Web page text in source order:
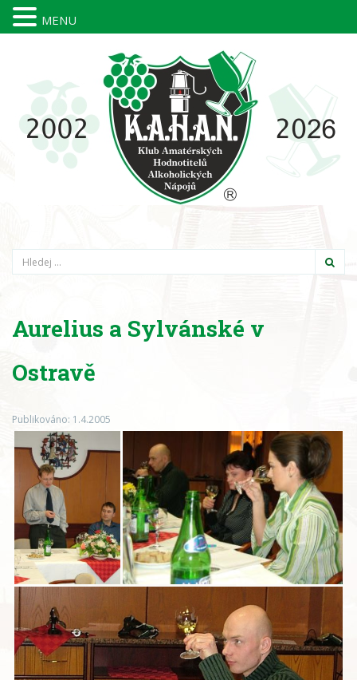
Hledání
Aurelius a Sylvánské v
Ostravě
Publikováno: 1.4.2005
MENU